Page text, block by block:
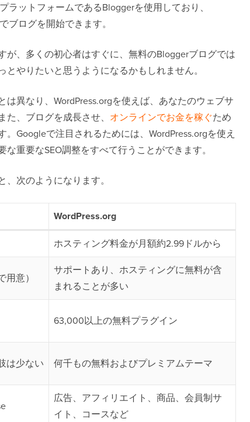
ットフォームであるBloggerを使用しており、
ブログを開始できます。
が、多くの初心者はすぐに、無料のBloggerブログでは
やりたいと思うようになるかもしれません。
は異なり、WordPress.orgを使えば、あなたのウェブサ
、ブログを成長させ、 オンラインでお金を稼ぐため
Googleで注目されるためには、WordPress.orgを使え
な重要なSEO調整をすべて行うことができます。
次のようになります。
WordPress.org
ホスティング料金が月額約2.99ドルから
意）
サポートあり、ホスティングに無料が含
まれることが多い
63,000以上の無料プラグイン
は少ない 何千もの無料およびプレミアムテーマ
広告、アフィリエイト、商品、会員制サ
イト、コースなど